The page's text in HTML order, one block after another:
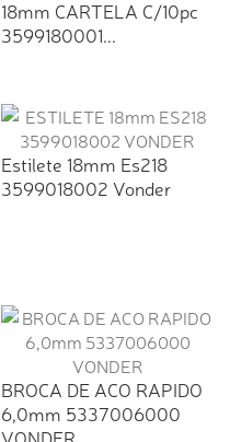
18mm CARTELA C/10pc
3599180001...
Estilete 18mm Es218
3599018002 Vonder
BROCA DE ACO RAPIDO
6,0mm 5337006000